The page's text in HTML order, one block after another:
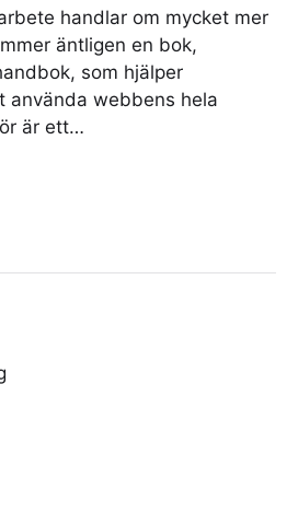
handlar om mycket mer
äntligen en bok,
som hjälper
använda webbens hela
är ett…